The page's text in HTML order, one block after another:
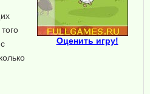
Оценить игру!